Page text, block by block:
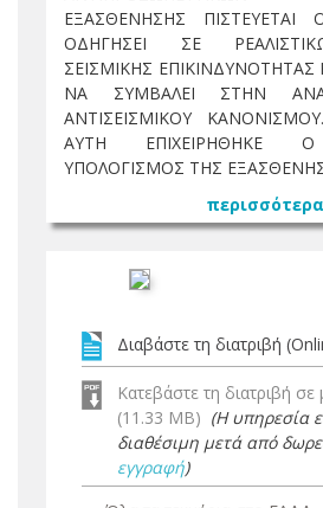
ΕΞΑΣΘΕΝΗΣΗΣ
ΟΔΗΓΗΣΕΙ ΣΕ
ΣΕΙΣΜΙΚΗΣ
ΝΑ ΣΥΜΒΑΛΕΙ ΣΤΗΝ
ΑΝΤΙΣΕΙΣΜΙΚΟΥ
ΑΥΤΗ ΕΠΙΧΕΙΡΗΘΗΚΕ
ΥΠΟΛΟΓΙΣΜΟΣ ΤΗΣ
περισσότερα
Διαβάστε τη διατριβή
Κατεβάστε τη διατριβή
(11.33 MB) (Η υπηρεσία
διαθέσιμη μετά από
εγγραφή)